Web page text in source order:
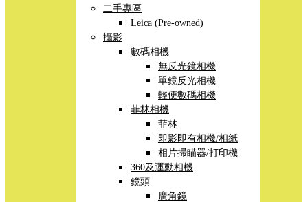
二手專區
Leica (Pre-owned)
攝影
數碼相機
無反光鏡相機
單鏡反光相機
輕便數碼相機
菲林相機
菲林
即影即有相機/相紙
相片掃瞄器/打印機
360及運動相機
鏡頭
廣角鏡